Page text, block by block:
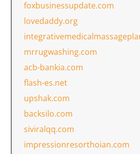
foxbusinessupdate.com
lovedaddy.org
mrrugwashing.com
acb-bankia.com
flash-es.net
upshak.com
backsilo.com
siviralqq.com
impressionresorthoian.com